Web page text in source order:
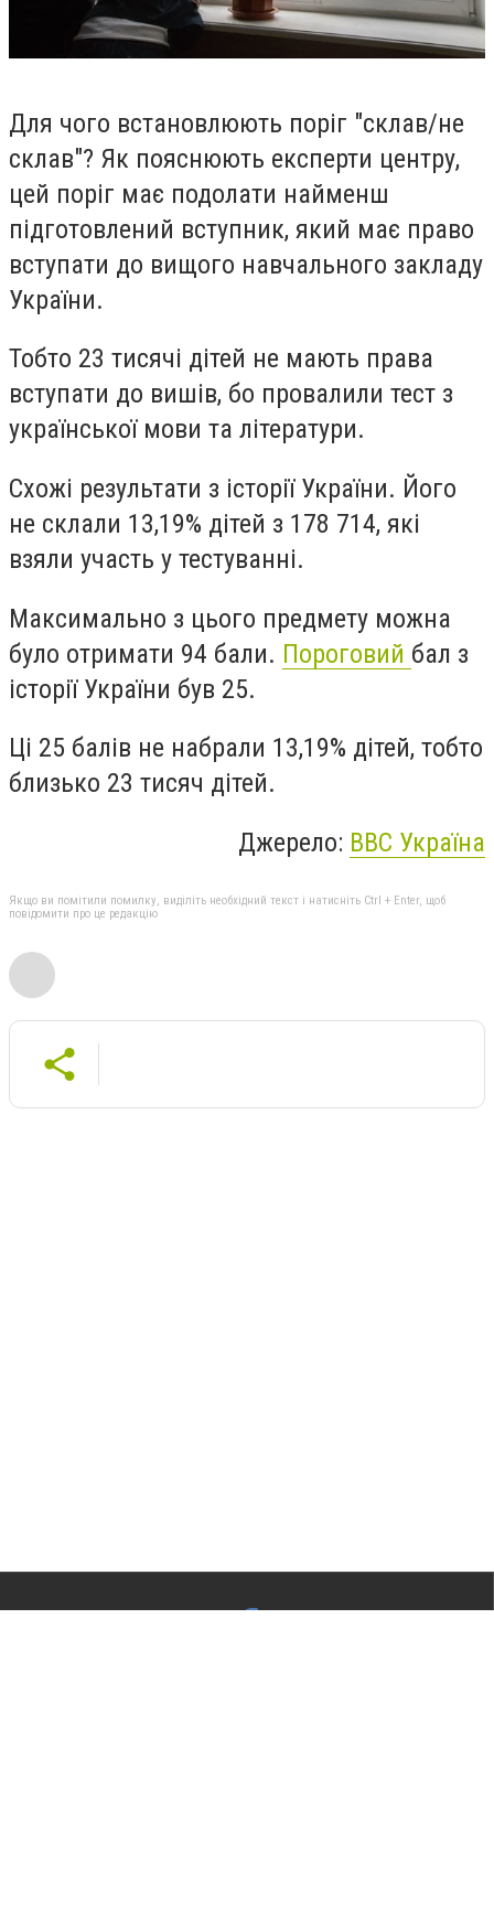
Для чого встановлюють поріг "склав/не
склав"? Як пояснюють експерти центру,
цей поріг має подолати найменш
підготовлений вступник, який має право
вступати до вищого навчального закладу
України.
Тобто 23 тисячі дітей не мають права
вступати до вишів, бо провалили тест з
української мови та літератури.
Схожі результати з історії України. Його
не склали 13,19% дітей з 178 714, які
взяли участь у тестуванні.
Максимально з цього предмету можна
було отримати 94 бали. Пороговий бал з
історії України був 25.
Ці 25 балів не набрали 13,19% дітей, тобто
близько 23 тисяч дітей.
Джерело: BBC Україна
Якщо ви помітили помилку, виділіть необхідний текст і натисніть Ctrl + Enter, щоб
повідомити про це редакцію